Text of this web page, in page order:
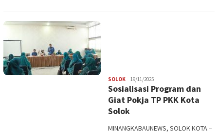
SOLOKRedaksi
19/11/2025
Sosialisasi Program dan
Giat Pokja TP PKK Kota
Solok
MINANGKABAUNEWS, SOLOK KOTA –